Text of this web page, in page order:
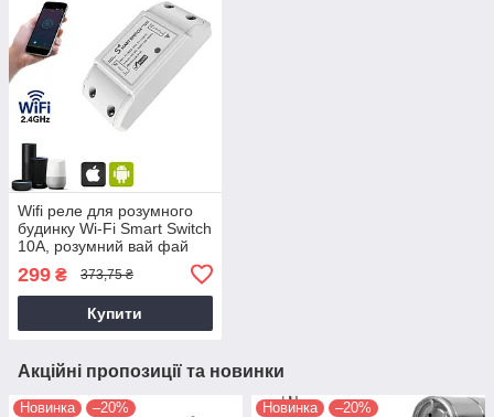
Wifi реле для розумного
будинку Wi-Fi Smart Switch
10А, розумний вай фай
вимикач, смарт вимикач
299 ₴ 373,75 ₴
Купити
Акційні пропозиції та новинки
Новинка –20% Новинка –20%